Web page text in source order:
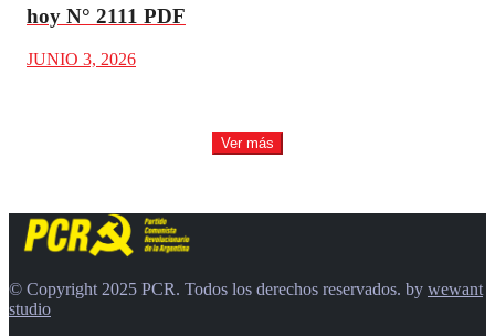
hoy N° 2111 PDF
JUNIO 3, 2026
Ver más
© Copyright 2025 PCR. Todos los derechos reservados. by wewant
studio